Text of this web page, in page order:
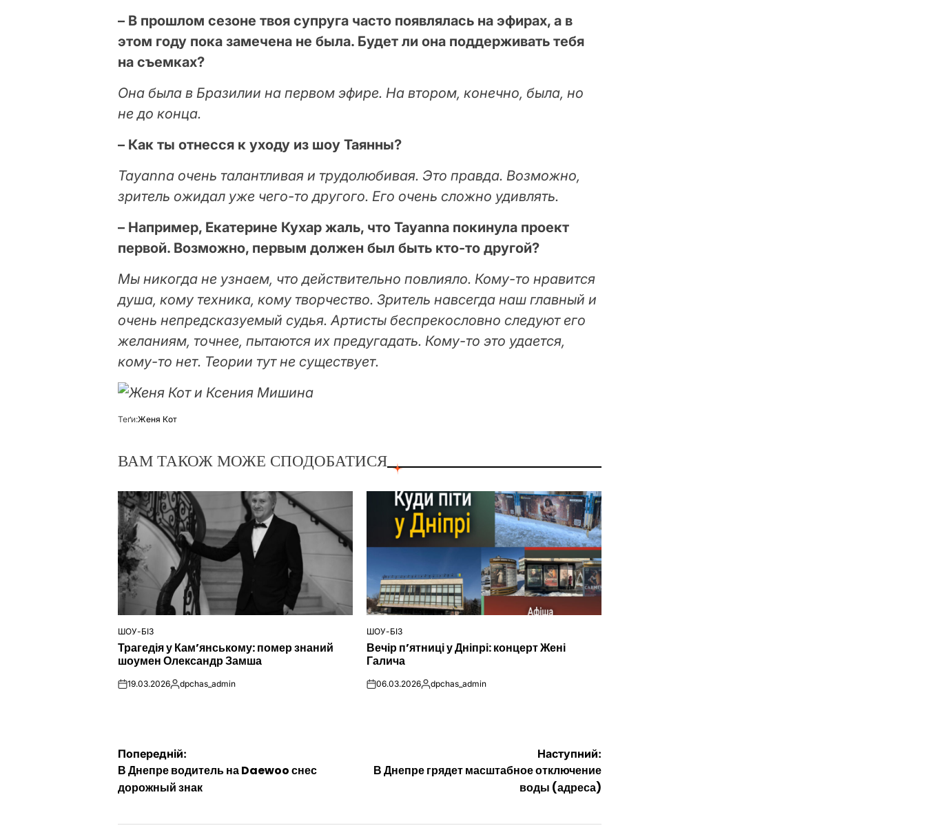
– В прошлом сезоне твоя супруга часто появлялась на эфирах, а в
этом году пока замечена не была. Будет ли она поддерживать тебя
на съемках?
Она была в Бразилии на первом эфире. На втором, конечно, была, но
не до конца.
– Как ты отнесся к уходу из шоу Таянны?
Tayanna очень талантливая и трудолюбивая. Это правда. Возможно,
зритель ожидал уже чего-то другого. Его очень сложно удивлять.
– Например, Екатерине Кухар жаль, что Tayanna покинула проект
первой. Возможно, первым должен был быть кто-то другой?
Мы никогда не узнаем, что действительно повлияло. Кому-то нравится
душа, кому техника, кому творчество. Зритель навсегда наш главный и
очень непредсказуемый судья. Артисты беспрекословно следуют его
желаниям, точнее, пытаются их предугадать. Кому-то это удается,
кому-то нет. Теории тут не существует.
Теґи:Женя Кот
ВАМ ТАКОЖ МОЖЕ СПОДОБАТИСЯ
ОПУБЛІКУВАТИ
ШОУ-БІЗ
Трагедія у Кам’янському: помер знаний
шоумен Олександр Замша
on19.03.2026Опубліковано
dpchas_admin
ОПУБЛІКУВАТИ
У
ШОУ-БІЗ
Вечір п’ятниці у Дніпрі: концерт Жені
Галича
on06.03.2026Опубліковано
dpchas_admin
Навігація
записів
Попередній:
В Днепре водитель на Daewoo снес
дорожный знак
Наступний:
В Днепре грядет масштабное отключение
воды (адреса)